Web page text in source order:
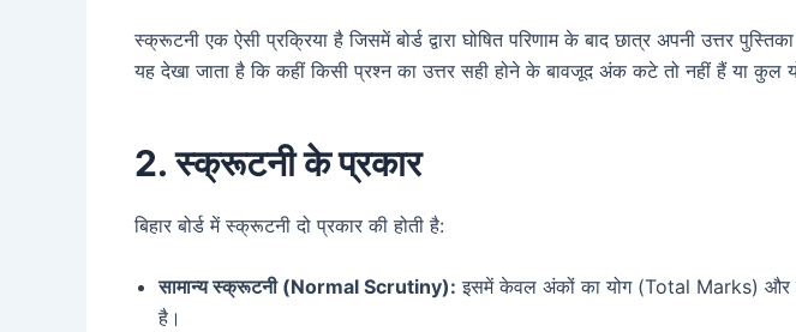
स्क्रूटनी एक ऐसी प्रक्रिया है जिसमें बोर्ड द्वारा घोषित परिणाम के बाद छात्र अपनी उत्तर
यह देखा जाता है कि कहीं किसी प्रश्न का उत्तर सही होने के बावजूद अंक कटे तो नहीं हैं या कुल
2. स्क्रूटनी के प्रकार
बिहार बोर्ड में स्क्रूटनी दो प्रकार की होती है:
सामान्य स्क्रूटनी (Normal Scrutiny): इसमें केवल अंकों का योग (Total Marks) और
है।